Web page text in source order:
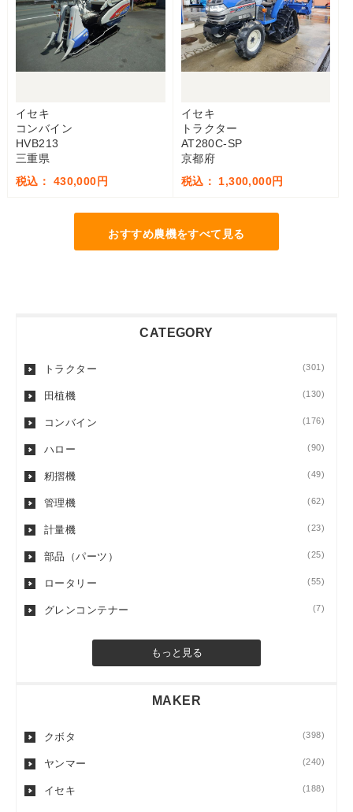
イセキ
コンバイン
HVB213
三重県
税込： 430,000円
イセキ
トラクター
AT280C-SP
京都府
税込： 1,300,000円
おすすめ農機をすべて見る
CATEGORY
トラクター (301)
田植機 (130)
コンバイン (176)
ハロー (90)
籾摺機 (49)
管理機 (62)
計量機 (23)
部品（パーツ） (25)
ロータリー (55)
グレンコンテナー (7)
もっと見る
MAKER
クボタ (398)
ヤンマー (240)
イセキ (188)